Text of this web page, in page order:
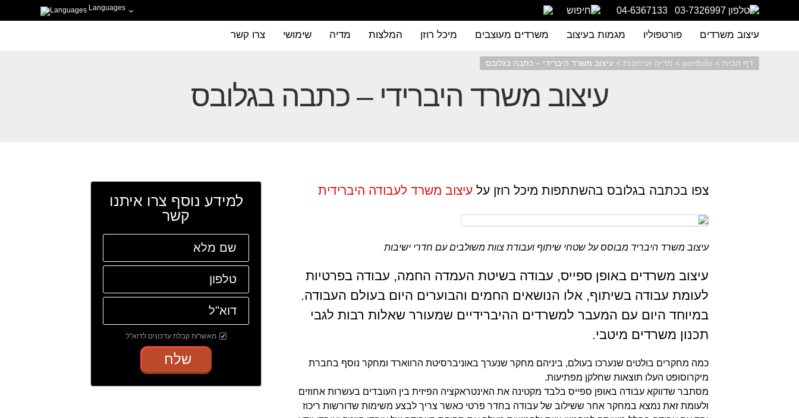
03-7326997
04-6367133
Languages
עיצוב משרדים פורטפוליו מגמות בעיצוב משרדים מעוצבים מיכל רוזן המלצות מדיה שימושי צרו קשר
דף הבית >
portfolio
> מדיה ועיתונות >עיצוב משרד היברידי – כתבה בגלובס
עיצוב משרד היברידי – כתבה בגלובס
צפו בכתבה בגלובס בהשתתפות מיכל רוזן על עיצוב משרד לעבודה היברידית
עיצוב משרד היבריד מבוסס על שטחי שיתוף ועבודת צוות משולבים עם חדרי ישיבות
עיצוב משרדים באופן ספייס, עבודה בשיטת העמדה החמה, עבודה בפרטיות
לעומת עבודה בשיתוף, אלו הנושאים החמים והבוערים היום בעולם העבודה.
במיוחד היום עם המעבר למשרדים ההיברידיים שמעורר שאלות רבות לגבי
תכנון משרדים מיטבי.
כמה מחקרים בולטים שנערכו בעולם, ביניהם מחקר שנערך באוניברסיטת הרווארד ומחקר נוסף בחברת
מיקרוסופט העלו תוצאות שחלקן מפתיעות.
מסתבר שדווקא עבודה באופן ספייס בלבד מקטינה את האינטראקציה הפיזית בין העובדים בעשרות אחוזים
ולעומת זאת נמצא במחקר אחר ששילוב של עבודה בחדר פרטי כאשר צריך לבצע משימות שדורשות ריכוז
למידע נוסף צרו איתנו
קשר
מאשר/ת קבלת עדכונים לדוא"ל
שלח